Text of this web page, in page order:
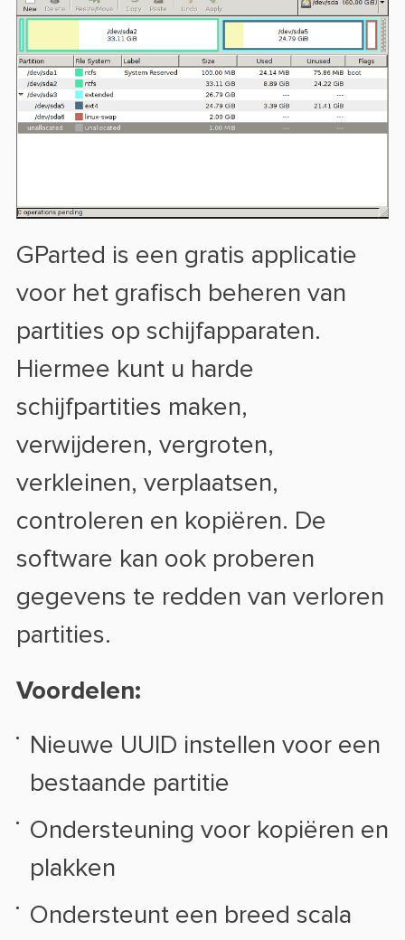
GParted is een gratis applicatie
voor het grafisch beheren van
partities op schijfapparaten.
Hiermee kunt u harde
schijfpartities maken,
verwijderen, vergroten,
verkleinen, verplaatsen,
controleren en kopiëren. De
software kan ook proberen
gegevens te redden van verloren
partities.
Voordelen:
Nieuwe UUID instellen voor een
bestaande partitie
Ondersteuning voor kopiëren en
plakken
Ondersteunt een breed scala